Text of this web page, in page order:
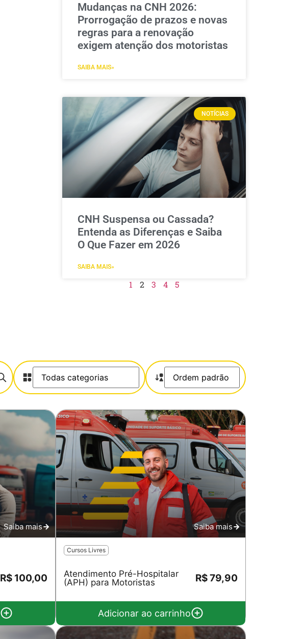
Mudanças na CNH 2026:
Prorrogação de prazos e novas
regras para a renovação
exigem atenção dos motoristas
SAIBA MAIS»
NOTÍCIAS
CNH Suspensa ou Cassada?
Entenda as Diferenças e Saiba
O Que Fazer em 2026
SAIBA MAIS»
1 2 3 4 5
Saiba mais
R$ 100,00
Saiba mais
Cursos Livres
Atendimento Pré-Hospitalar
(APH) para Motoristas
R$ 79,90
Adicionar ao carrinho